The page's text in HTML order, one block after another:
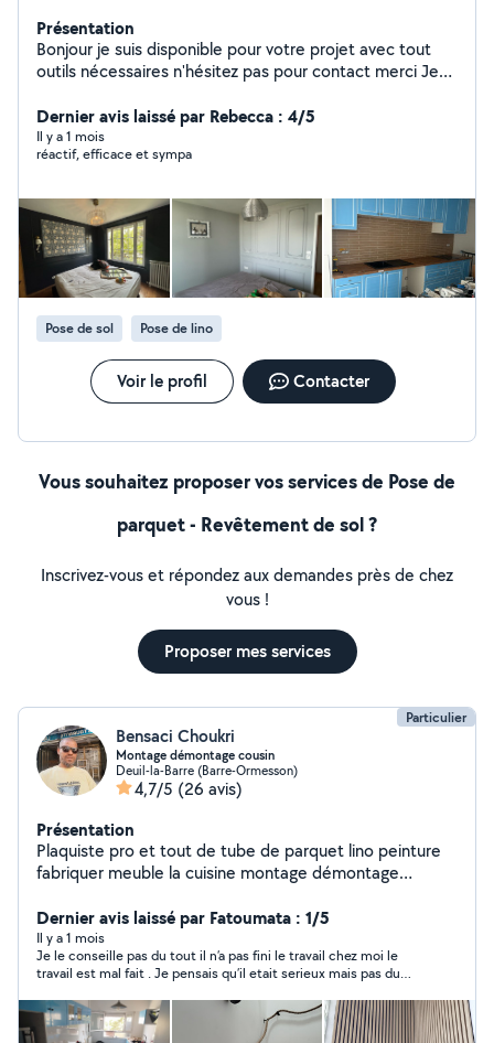
Présentation
Bonjour je suis disponible pour votre projet avec tout
outils nécessaires n'hésitez pas pour contact merci Je
n,hésitez pas pour contact merci 07-67-95-97-71
Dernier avis laissé par Rebecca : 4/5
Il y a 1 mois
réactif, efficace et sympa
Pose de sol Pose de lino
Voir le profil Contacter
Vous souhaitez proposer vos services de Pose de
parquet - Revêtement de sol ?
Inscrivez-vous et répondez aux demandes près de chez
vous !
Proposer mes services
Particulier
Bensaci Choukri
Montage démontage cousin
Deuil-la-Barre (Barre-Ormesson)
4,7/5 (26 avis)
Présentation
Plaquiste pro et tout de tube de parquet lino peinture
fabriquer meuble la cuisine montage démontage
Dernier avis laissé par Fatoumata : 1/5
Il y a 1 mois
Je le conseille pas du tout il n’a pas fini le travail chez moi le
travail est mal fait . Je pensais qu’il etait serieux mais pas du
canapé. Je le contacte plus de nouvelle. Je n’aurais pas du lui
donner l’argent avant.